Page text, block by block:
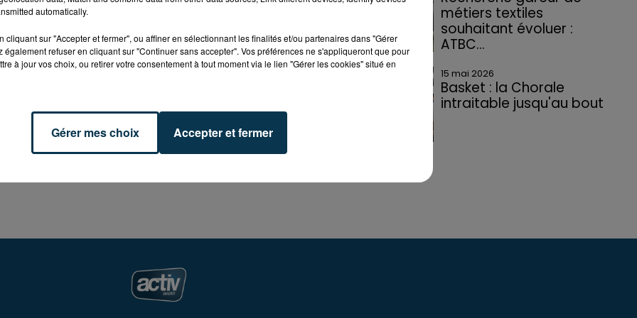
et Villars
peut être avec votre séjour à New York !Vous gagnerez
Yankees", des modules de formation en anglais, ou
place !
métiers textiles
souhaitant évoluer :
ATBC...
15 mai 2026
Basket : la Chorale
intraitable jusqu'au bout
automatically.
cliquant sur "Accepter et fermer", ou affiner en sélectionnant les finalités et/ou partenaires dans "Gérer
également refuser en cliquant sur "Continuer sans accepter". Vos préférences ne s'appliqueront que pour
à jour vos choix, ou retirer votre consentement à tout moment via le lien "Gérer les cookies" situé en
Gérer mes choix Accepter et fermer